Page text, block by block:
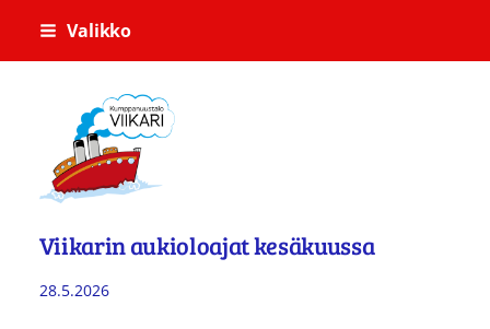
Siirry
Valikko
Kumppanuustalo Viikari
Viikarin aukioloajat kesäkuussa
28.5.2026